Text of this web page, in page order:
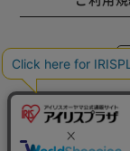
Copyright